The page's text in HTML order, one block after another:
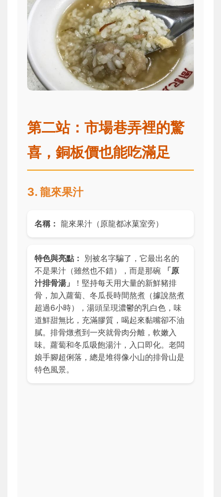
第二站：市場巷弄裡的驚
喜，銅板價也能吃滿足
3. 龍來果汁
名稱： 龍來果汁（原龍都冰菓室旁）
特色與亮點：
別被名字騙了，它最出名的
不是果汁（雖然也不錯），而是那碗
「原
汁排骨湯」
！堅持每天用大量的新鮮豬排
骨，加入蘿蔔、冬瓜長時間熬煮（據說熬煮
超過6小時），湯頭呈現濃鬱的乳白色，味
道鮮甜無比，充滿膠質，喝起來黏嘴卻不油
膩。排骨燉煮到一夾就骨肉分離，軟嫩入
味。蘿蔔和冬瓜吸飽湯汁，入口即化。老闆
娘手腳超俐落，總是堆得像小山的排骨山是
特色風景。